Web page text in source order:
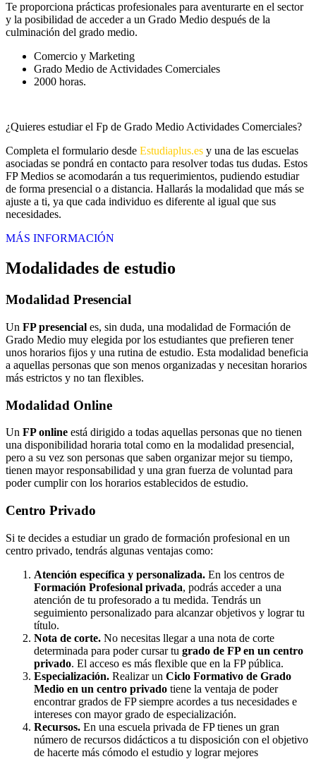
Te proporciona prácticas profesionales para aventurarte en el sector
y la posibilidad de acceder a un Grado Medio después de la
culminación del grado medio.
Comercio y Marketing
Grado Medio de Actividades Comerciales
2000 horas.
¿Quieres estudiar el Fp de Grado Medio Actividades Comerciales?
Completa el formulario desde Estudiaplus.es y una de las escuelas
asociadas se pondrá en contacto para resolver todas tus dudas. Estos
FP Medios se acomodarán a tus requerimientos, pudiendo estudiar
de forma presencial o a distancia. Hallarás la modalidad que más se
ajuste a ti, ya que cada individuo es diferente al igual que sus
necesidades.
MÁS INFORMACIÓN
Modalidades de estudio
Modalidad Presencial
Un FP presencial es, sin duda, una modalidad de Formación de
Grado Medio muy elegida por los estudiantes que prefieren tener
unos horarios fijos y una rutina de estudio. Esta modalidad beneficia
a aquellas personas que son menos organizadas y necesitan horarios
más estrictos y no tan flexibles.
Modalidad Online
Un FP online está dirigido a todas aquellas personas que no tienen
una disponibilidad horaria total como en la modalidad presencial,
pero a su vez son personas que saben organizar mejor su tiempo,
tienen mayor responsabilidad y una gran fuerza de voluntad para
poder cumplir con los horarios establecidos de estudio.
Centro Privado
Si te decides a estudiar un grado de formación profesional en un
centro privado, tendrás algunas ventajas como:
Atención específica y personalizada. En los centros de
Formación Profesional privada, podrás acceder a una
atención de tu profesorado a tu medida. Tendrás un
seguimiento personalizado para alcanzar objetivos y lograr tu
título.
Nota de corte. No necesitas llegar a una nota de corte
determinada para poder cursar tu grado de FP en un centro
privado. El acceso es más flexible que en la FP pública.
Especialización. Realizar un Ciclo Formativo de Grado
Medio en un centro privado tiene la ventaja de poder
encontrar grados de FP siempre acordes a tus necesidades e
intereses con mayor grado de especialización.
Recursos. En una escuela privada de FP tienes un gran
número de recursos didácticos a tu disposición con el objetivo
de hacerte más cómodo el estudio y lograr mejores